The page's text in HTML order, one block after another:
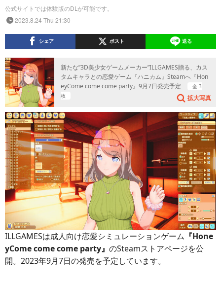
公式サイトでは体験版のDLが可能です。
2023.8.24 Thu 21:30
シェア ポスト 送る
新たな”3D美少女ゲームメーカー”ILLGAMES贈る、カス
タムキャラとの恋愛ゲーム『ハニカム』Steamへ『Hon
eyCome come come party』9月7日発売予定
全 3
枚
拡大写真
ILLGAMESは成人向け恋愛シミュレーションゲーム 『Hone
yCome come come party』 のSteamストアページを公
開。2023年9月7日の発売を予定しています。